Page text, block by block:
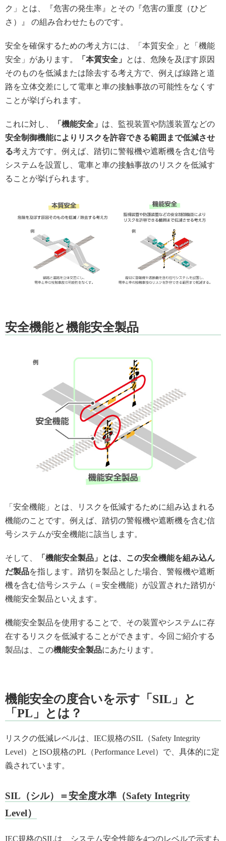
ク」とは、『危害の発生率』とその『危害の重度（ひど
さ）』 の組み合わせたものです。
安全を確保するための考え方には、「本質安全」と「機能
安全」があります。
「本質安全」
とは、危険を及ぼす原因
そのものを低減または除去する考え方で、例えば線路と道
路を立体交差にして電車と車の接触事故の可能性をなくす
ことが挙げられます。
これに対し、 「機能安全」 は、監視装置や防護装置などの
安全制御機能によりリスクを許容できる範囲まで低減させ
る考え方です。例えば、踏切に警報機や遮断機を含む信号
システムを設置し、電車と車の接触事故のリスクを低減す
ることが挙げられます。
安全機能と機能安全製品
「安全機能」とは、リスクを低減するために組み込まれる
機能のことです。例えば、踏切の警報機や遮断機を含む信
号システムが安全機能に該当します。
そして、
「機能安全製品」とは、この安全機能を組み込ん
だ製品を指します。踏切を製品とした場合、警報機や遮断
機を含む信号システム（＝安全機能）が設置された踏切が
機能安全製品といえます。
機能安全製品を使用することで、その装置やシステムに存
在するリスクを低減することができます。今回ご紹介する
製品は、この機能安全製品にあたります。
機能安全の度合いを示す「SIL」と
「PL」とは？
リスクの低減レベルは、IEC規格のSIL（Safety Integrity
Level）とISO規格のPL（Performance Level）で、具体的に定
義されています。
SIL（シル）＝安全度水準（Safety Integrity
Level）
IEC規格のSILは、システム安全性能を4つのレベルで示すも